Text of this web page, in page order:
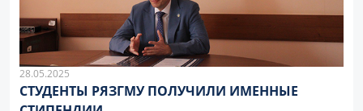
28.05.2025
СТУДЕНТЫ РЯЗГМУ ПОЛУЧИЛИ ИМЕННЫЕ